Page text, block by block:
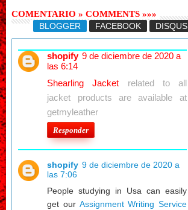
COMENTARIO » COMMENTS »»»
BLOGGER
FACEBOOK DISQUS
shopify 9 de diciembre de 2020 a
las 6:14
Shearling Jacket related to all
jacket products are available at
getmyleather
Responder
shopify 9 de diciembre de 2020 a
las 7:06
People studying in Usa can easily
get our Assignment Writing Service